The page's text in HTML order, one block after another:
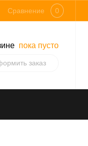
Сравнение 0
пока пусто
заказ